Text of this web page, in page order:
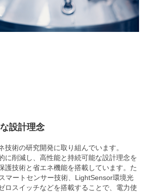
設計理念
技術の研究開発に取り組んでいます。
に削減し、高性能と持続可能な設計理念を
護技術と省エネ機能を搭載しています。た
マートセンサー技術、LightSensor環境光
ロスイッチなどを搭載することで、電力使